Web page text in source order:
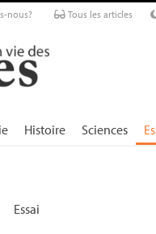
nous? Tous les articles
Histoire Sciences
Essai